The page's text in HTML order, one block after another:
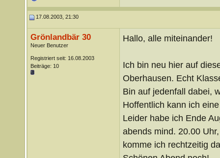
17.08.2003, 21:30
Grönlandbär 30
Neuer Benutzer
Registriert seit: 16.08.2003
Beiträge: 10
Hallo, alle miteinander!
Ich bin neu hier auf
Oberhausen. Echt
Bin auf jedenfall dabei,
Hoffentlich kann ich
Leider habe ich Ende
abends mind. 20.00
komme ich rechtzeitig